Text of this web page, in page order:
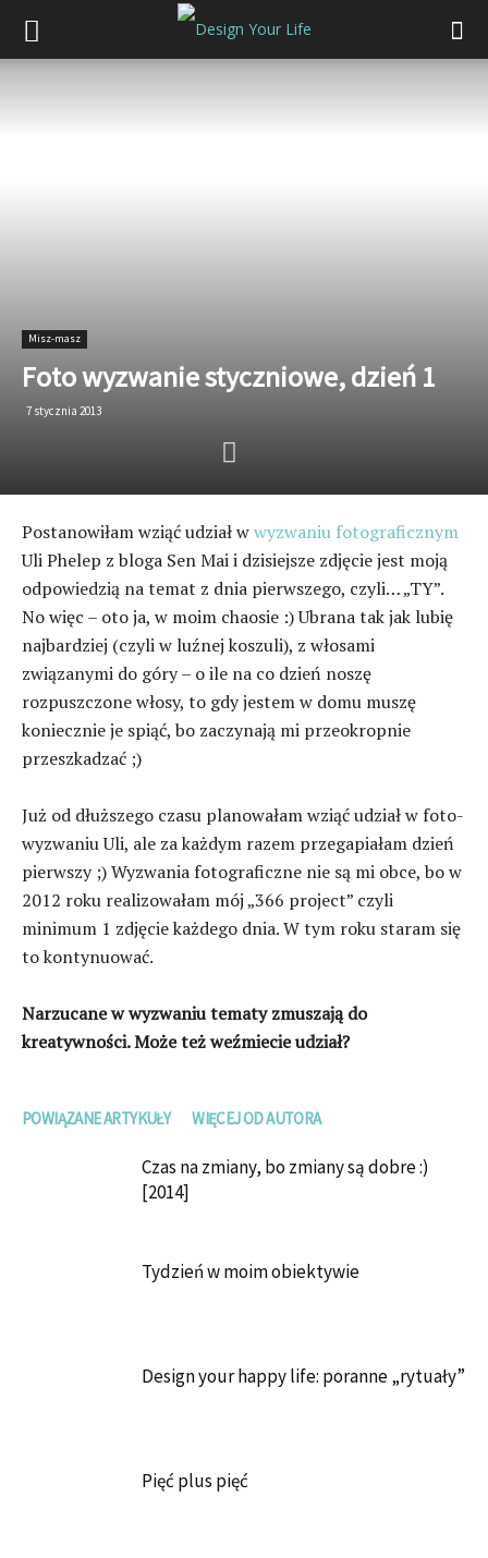
Misz-masz
Foto wyzwanie styczniowe, dzień 1
7 stycznia 2013
Postanowiłam wziąć udział wwyzwaniu fotograficznym
Uli Phelep z bloga Sen Mai i dzisiejsze zdjęcie jest moją
odpowiedzią na temat z dnia pierwszego, czyli… „TY”.
No więc – oto ja, w moim chaosie :) Ubrana tak jak lubię
najbardziej (czyli w luźnej koszuli), z włosami
związanymi do góry – o ile na co dzień noszę
rozpuszczone włosy, to gdy jestem w domu muszę
koniecznie je spiąć, bo zaczynają mi przeokropnie
przeszkadzać ;)
Już od dłuższego czasu planowałam wziąć udział w foto-
wyzwaniu Uli, ale za każdym razem przegapiałam dzień
pierwszy ;) Wyzwania fotograficzne nie są mi obce, bo w
2012 roku realizowałam mój „366 project” czyli
minimum 1 zdjęcie każdego dnia. W tym roku staram się
to kontynuować.
Narzucane w wyzwaniu tematy zmuszają do
kreatywności. Może też weźmiecie udział?
POWIĄZANE ARTYKUŁY WIĘCEJ OD AUTORA
Czas na zmiany, bo zmiany są dobre :)
[2014]
Tydzień w moim obiektywie
Design your happy life: poranne „rytuały”
Pięć plus pięć